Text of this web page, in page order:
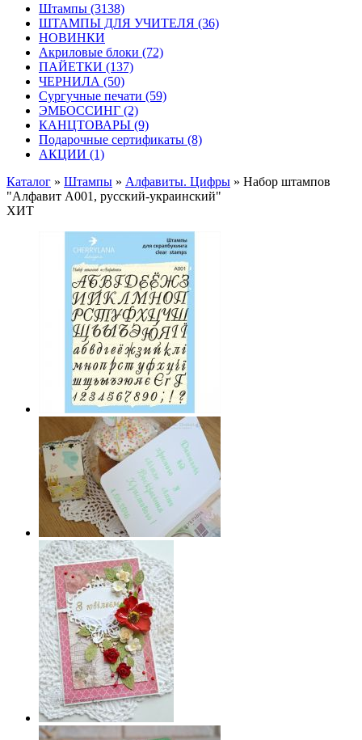
Штампы (3138)
ШТАМПЫ ДЛЯ УЧИТЕЛЯ (36)
НОВИНКИ
Акриловые блоки (72)
ПАЙЕТКИ (137)
ЧЕРНИЛА (50)
Сургучные печати (59)
ЭМБОССИНГ (2)
КАНЦТОВАРЫ (9)
Подарочные сертификаты (8)
АКЦИИ (1)
Каталог » Штампы » Алфавиты. Цифры » Набор штампов
"Алфавит A001, русский-украинский"
ХИТ